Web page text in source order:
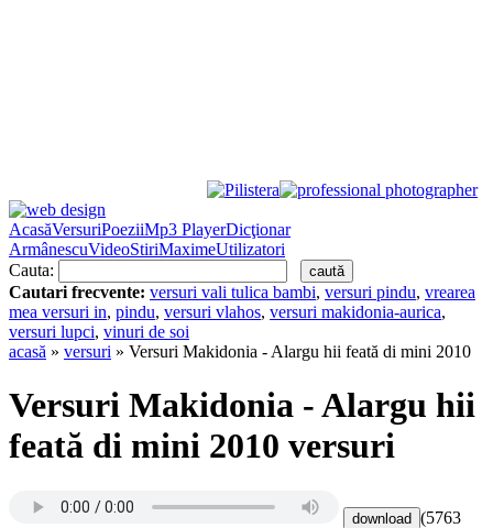
AcasăVersuriPoeziiMp3 PlayerDicţionar
ArmânescuVideoStiriMaximeUtilizatori
Cauta:
Cautari frecvente: versuri vali tulica bambi, versuri pindu, vrearea
mea versuri in, pindu, versuri vlahos, versuri makidonia-aurica,
versuri lupci, vinuri de soi
acasă » versuri » Versuri Makidonia - Alargu hii feată di mini 2010
Versuri Makidonia - Alargu hii
feată di mini 2010 versuri
(5763